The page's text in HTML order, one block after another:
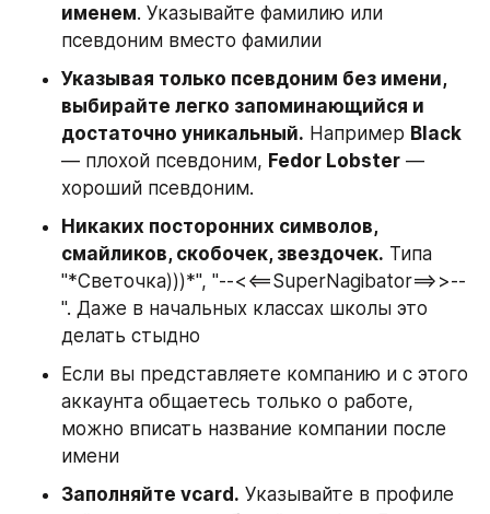
именем. Указывайте фамилию или
псевдоним вместо фамилии
Указывая только псевдоним без имени,
выбирайте легко запоминающийся и
достаточно уникальный. Например Black
— плохой псевдоним, Fedor Lobster —
хороший псевдоним.
Никаких посторонних символов,
смайликов, скобочек, звездочек. Типа
"*Светочка)))*", "--<<==SuperNagibator==>>--
". Даже в начальных классах школы это
делать стыдно
Если вы представляете компанию и с этого
аккаунта общаетесь только о работе,
можно вписать название компании после
имени
Заполняйте vcard. Указывайте в профиле